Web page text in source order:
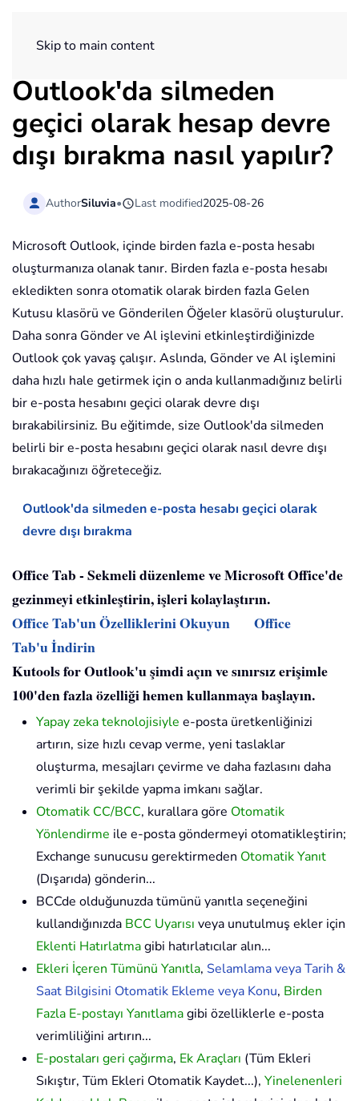
Skip to main content
Outlook'da silmeden
geçici olarak hesap devre
dışı bırakma nasıl yapılır?
AuthorSiluvia• Last modified2025-08-26
Microsoft Outlook, içinde birden fazla e-posta hesabı
oluşturmanıza olanak tanır. Birden fazla e-posta hesabı
ekledikten sonra otomatik olarak birden fazla Gelen
Kutusu klasörü ve Gönderilen Öğeler klasörü oluşturulur.
Daha sonra Gönder ve Al işlevini etkinleştirdiğinizde
Outlook çok yavaş çalışır. Aslında, Gönder ve Al işlemini
daha hızlı hale getirmek için o anda kullanmadığınız belirli
bir e-posta hesabını geçici olarak devre dışı
bırakabilirsiniz. Bu eğitimde, size Outlook'da silmeden
belirli bir e-posta hesabını geçici olarak nasıl devre dışı
bırakacağınızı öğreteceğiz.
Outlook'da silmeden e-posta hesabı geçici olarak
devre dışı bırakma
Office Tab - Sekmeli düzenleme ve Microsoft Office'de
gezinmeyi etkinleştirin, işleri kolaylaştırın.
Office Tab'un Özelliklerini Okuyun
Office
Tab'u İndirin
Kutools for Outlook'u şimdi açın ve sınırsız erişimle
100'den fazla özelliği hemen kullanmaya başlayın.
Yapay zeka teknolojisiyle e-posta üretkenliğinizi
artırın, size hızlı cevap verme, yeni taslaklar
oluşturma, mesajları çevirme ve daha fazlasını daha
verimli bir şekilde yapma imkanı sağlar.
Otomatik CC/BCC, kurallara göre Otomatik
Yönlendirme ile e-posta göndermeyi otomatikleştirin;
Exchange sunucusu gerektirmeden Otomatik Yanıt
(Dışarıda) gönderin...
BCCde olduğunuzda tümünü yanıtla seçeneğini
kullandığınızda BCC Uyarısı veya unutulmuş ekler için
Eklenti Hatırlatmagibi hatırlatıcılar alın...
Ekleri İçeren Tümünü Yanıtla, Selamlama veya Tarih &
Saat Bilgisini Otomatik Ekleme veya Konu, Birden
Fazla E-postayı Yanıtlamagibi özelliklerle e-posta
verimliliğini artırın...
E-postaları geri çağırma, Ek Araçları (Tüm Ekleri
Sıkıştır, Tüm Ekleri Otomatik Kaydet...), Yinelenenleri